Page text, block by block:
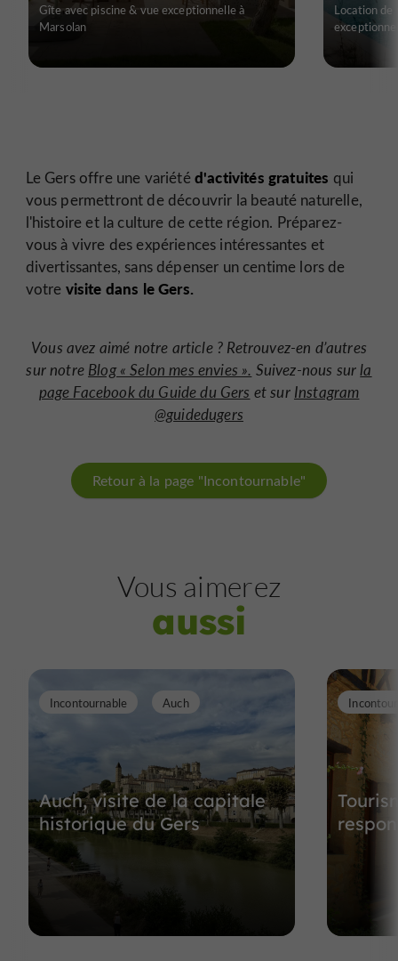
Gîte avec piscine & vue exceptionnelle à
Marsolan
Location de
Le Gers offre une variété d'activités gratuites qui
vous permettront de découvrir la beauté naturelle,
l'histoire et la culture de cette région. Préparez-
vous à vivre des expériences intéressantes et
divertissantes, sans dépenser un centime lors de
votre visite dans le Gers.
Vous avez aimé notre article ? Retrouvez-en d’autres
sur notre Blog « Selon mes envies ». Suivez-nous surla
page Facebook du Guide du Gers et sur Instagram
@guidedugers
Retour à la page "Incontournable"
Vous aimerez
aussi
Auch, visite de la capitale
historique du Gers
Incontournable Auch